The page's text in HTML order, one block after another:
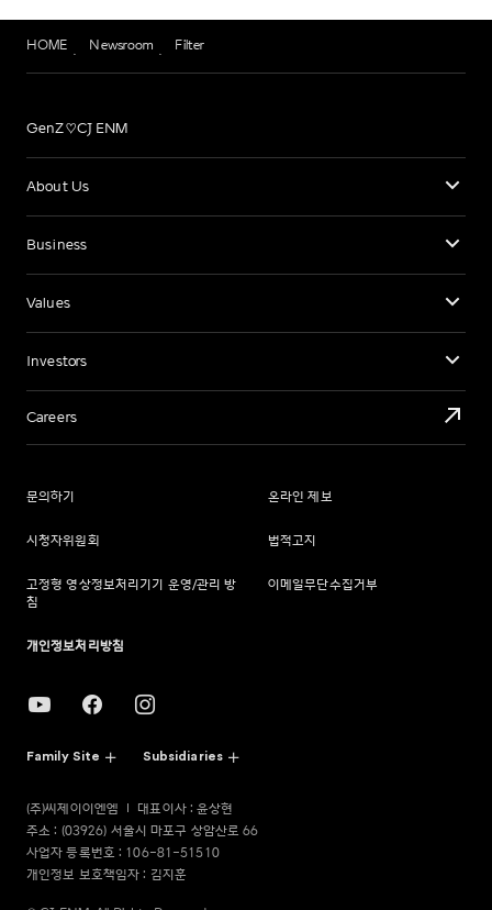
HOME Newsroom Filter
GenZ♡CJ ENM
About Us
Business
Values
Investors
Careers
문의하기 온라인 제보
시청자위원회 법적고지
고정형 영상정보처리기기 운영/관리 방
침
이메일무단수집거부
개인정보처리방침
Family Site Subsidiaries
(주)씨제이이엔엠
대표이사 : 윤상현
주소 : (03926) 서울시 마포구 상암산로 66
사업자 등록번호 : 106-81-51510
개인정보 보호책임자 : 김지훈